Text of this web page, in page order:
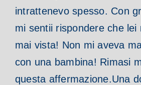
intrattenevo spesso. Con
mi sentii rispondere che lei
mai vista! Non mi aveva
con una bambina! Rimasi
questa affermazione.Una